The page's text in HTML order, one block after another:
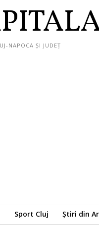
NAPOCA ȘI JUDEȚ
Sport Cluj Știri din